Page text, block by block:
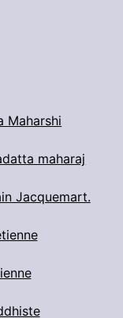
Maharshi
maharaj
Jacquemart.